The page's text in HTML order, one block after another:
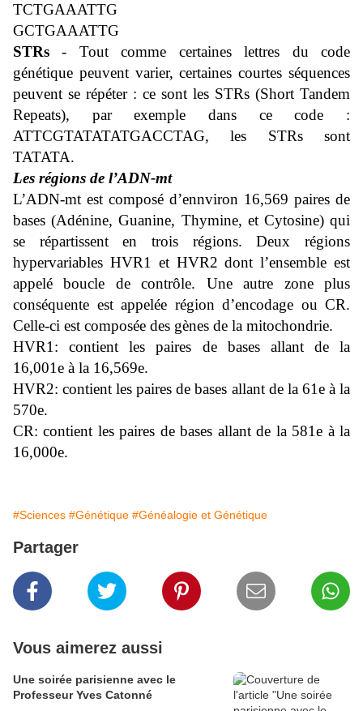
TCTGAAATTG
GCTGAAATTG
STRs - Tout comme certaines lettres du code
génétique peuvent varier, certaines courtes séquences
peuvent se répéter : ce sont les STRs (Short Tandem
Repeats), par exemple dans ce code :
ATTCGTATATATGACCTAG, les STRs sont
TATATA.
Les régions de l’ADN-mt
L’ADN-mt est composé d’ennviron 16,569 paires de
bases (Adénine, Guanine, Thymine, et Cytosine) qui
se répartissent en trois régions. Deux régions
hypervariables HVR1 et HVR2 dont l’ensemble est
appelé boucle de contrôle. Une autre zone plus
conséquente est appelée région d’encodage ou CR.
Celle-ci est composée des gènes de la mitochondrie.
HVR1: contient les paires de bases allant de la
16,001e à la 16,569e.
HVR2: contient les paires de bases allant de la 61e à la
570e.
CR: contient les paires de bases allant de la 581e à la
16,000e.
#Sciences #Génétique #Généalogie et Génétique
Partager
Vous aimerez aussi
Une soirée parisienne avec le
Professeur Yves Catonné